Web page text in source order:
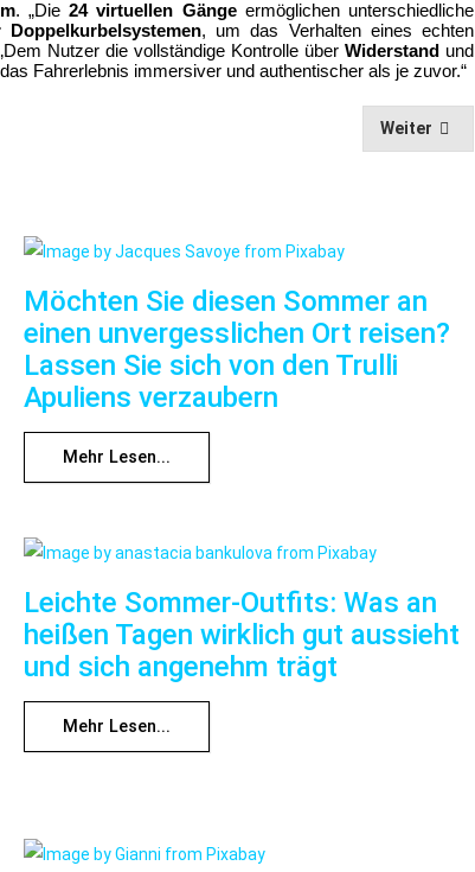
. „Die 24 virtuellen Gänge ermöglichen unterschiedliche
Doppelkurbelsystemen, um das Verhalten eines echten
Nutzer die vollständige Kontrolle über Widerstand
Fahrerlebnis immersiver und authentischer als je zuvor.“
Weiter
Möchten Sie diesen Sommer an
einen unvergesslichen Ort reisen?
Lassen Sie sich von den Trulli
Apuliens verzaubern
Mehr Lesen...
Leichte Sommer-Outfits: Was an
heißen Tagen wirklich gut aussieht
und sich angenehm trägt
Mehr Lesen...